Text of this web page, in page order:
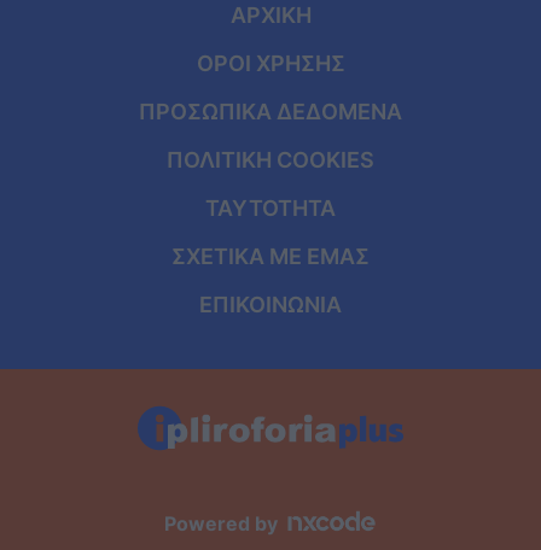
ΑΡΧΙΚΗ
ΟΡΟΙ ΧΡΗΣΗΣ
ΠΡΟΣΩΠΙΚΑ ΔΕΔΟΜΕΝΑ
ΠΟΛΙΤΙΚΗ COOKIES
ΤΑΥΤΟΤΗΤΑ
ΣΧΕΤΙΚΑ ΜΕ ΕΜΑΣ
ΕΠΙΚΟΙΝΩΝΙΑ
Powered by